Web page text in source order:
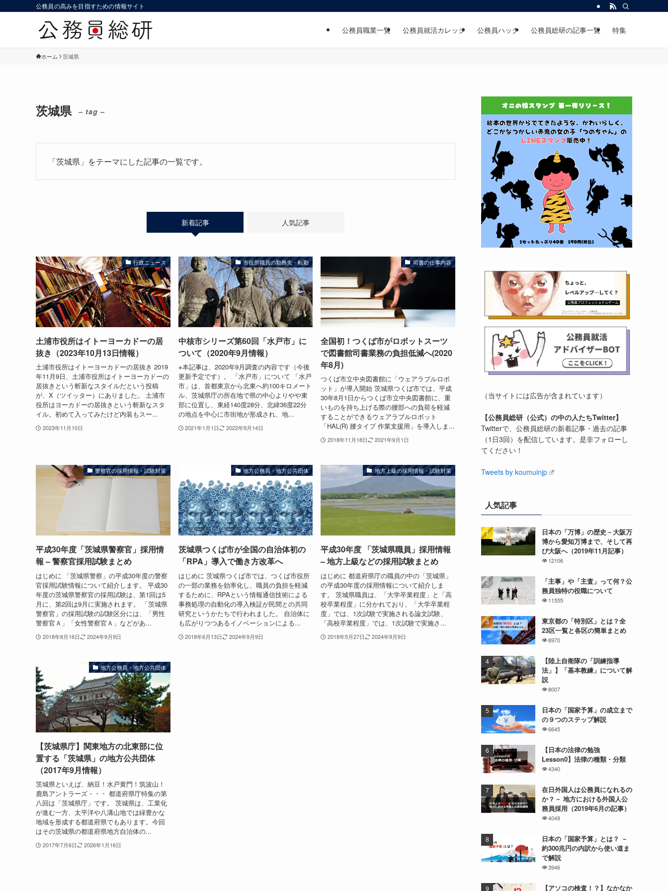
公務員の高みを目指すための情報サイト
公務員職業一覧 公務員就活カレッジ 公務員ハック 公務員総研の記事一覧 特集
ホーム 茨城県
茨城県 – tag –
「茨城県」をテーマにした記事の一覧です。
新着記事 人気記事
行政ニュース
土浦市役所はイトーヨーカドーの居
抜き（2023年10月13日情報）
土浦市役所はイトーヨーカドーの居抜き 2019
年11月9日、土浦市役所はイトーヨーカドーの
居抜きという斬新なスタイルだという投稿
が、X（ツイッター）にありました。 土浦市
役所はヨーカドーの居抜きという斬新なスタ
イル。初めて入ってみたけど内装もスー...
2023年11月10日
市役所職員の勤務先・転勤
中核市シリーズ第60回「水戸市」に
ついて（2020年9月情報）
※本記事は、2020年9月調査の内容です（今後
更新予定です）。 「水戸市」について 「水戸
市」は、首都東京から北東へ約100キロメート
ル、茨城県庁の所在地で県の中心よりやや東
部に位置し、東経140度28分、北緯36度22分
の地点を中心に市街地が形成され、地...
2021年1月1日 2022年9月14日
司書の仕事内容
全国初！つくば市がロボットスーツ
で図書館司書業務の負担低減へ(2020
年8月)
つくば市立中央図書館に「ウェアラブルロボ
ット」が導入開始 茨城県つくば市では、平成
30年8月1日からつくば市立中央図書館に、重
いものを持ち上げる際の腰部への負荷を軽減
することができるウェアラブルロボット
「HAL(R) 腰タイプ 作業支援用」を導入しま...
2018年11月18日 2021年9月1日
警察官の採用情報・試験対策
平成30年度「茨城県警察官」採用情
報 – 警察官採用試験まとめ
はじめに 「茨城県警察」の平成30年度の警察
官採用試験情報について紹介します。 平成30
年度の茨城県警察官の採用試験は、第1回は5
月に、第2回は9月に実施されます。 「茨城県
警察官」の採用試験の試験区分には、「男性
警察官Ａ」「女性警察官Ａ」などがあ...
2018年8月16日 2024年9月9日
地方公務員・地方公共団体
茨城県つくば市が全国の自治体初の
「RPA」導入で働き方改革へ
はじめに 茨城県つくば市では、つくば市役所
の一部の業務を効率化し、職員の負担を軽減
するために、RPAという情報通信技術による
事務処理の自動化の導入検証が民間との共同
研究というかたちで行われました。 自治体に
も広がりつつあるイノベーションによる...
2018年6月13日 2024年9月9日
地方上級の採用情報・試験対策
平成30年度 「茨城県職員」採用情報
– 地方上級などの採用試験まとめ
はじめに 都道府県庁の職員の中の「茨城県」
の平成30年度の採用情報について紹介しま
す。 茨城県職員は、「大学卒業程度」と「高
校卒業程度」に分かれており、「大学卒業程
度」では、1次試験で実施される論文試験、
「高校卒業程度」では、1次試験で実施さ...
2018年5月27日 2024年9月9日
地方公務員・地方公共団体
【茨城県庁】関東地方の北東部に位
置する「茨城県」の地方公共団体
（2017年9月情報）
茨城県といえば、納豆！水戸黄門！筑波山！
鹿島アントラーズ・・・ 都道府県庁特集の第
八回は「茨城県庁」です。 茨城県は、工業化
が進む一方、太平洋や八溝山地では緑豊かな
地域を形成する都道府県でもあります。今回
はその茨城県の都道府県地方自治体の...
2017年7月6日 2026年1月16日
（当サイトには広告が含まれています）
【公務員総研（公式）の中の人たちTwitter】
Twitterで、公務員総研の新着記事・過去の記事
（1日3回）を配信しています。是非フォローし
てください！
Tweets by koumuinjp
人気記事
日本の「万博」の歴史－大阪万
博から愛知万博まで、そして再
び大阪へ（2019年11月記事）
12106
「主事」や「主査」って何？公
務員独特の役職について
11555
東京都の「特別区」とは？全
23区一覧と各区の簡単まとめ
8970
【陸上自衛隊の「訓練指導
法」】「基本教練」について解
説
8007
日本の「国家予算」の成立まで
の９つのステップ解説
6645
【日本の法律の勉強
Lesson0】法律の種類・分類
4340
在日外国人は公務員になれるの
か？－ 地方における外国人公
務員採用（2019年6月の記事）
4049
日本の「国家予算」とは？ －
約300兆円の内訳から使い道ま
で解説
3946
【アソコの検査！？】なかなか